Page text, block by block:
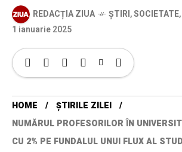
REDACȚIA ZIUA ȘTIRI,SOCIETATE,
1 ianuarie 2025
HOME
ȘTIRILE ZILEI
NUMĂRUL PROFESORILOR ÎN
CU 2% PE FUNDALUL UNUI FLUX AL